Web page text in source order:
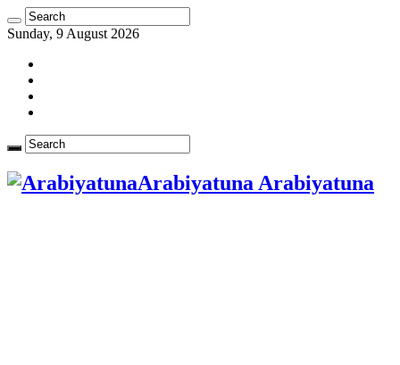
Sunday, 9 August 2026
Arabiyatuna Arabiyatuna